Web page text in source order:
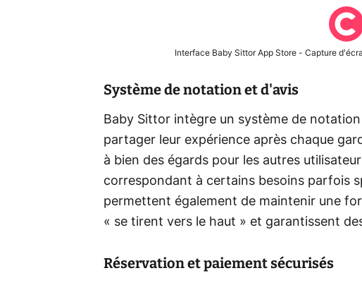
Interface Baby Sittor App Store - Capture
Système de notation et d'avis
Baby Sittor intègre un système de
partager leur expérience après chaque
à bien des égards pour les autres
correspondant à certains besoins parfois
permettent également de maintenir une
« se tirent vers le haut » et garantissent
Réservation et paiement sécurisés